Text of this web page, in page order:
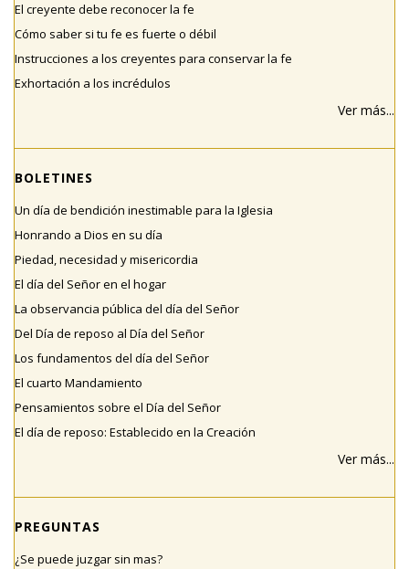
El creyente debe reconocer la fe
Cómo saber si tu fe es fuerte o débil
Instrucciones a los creyentes para conservar la fe
Exhortación a los incrédulos
Ver más...
BOLETINES
Un día de bendición inestimable para la Iglesia
Honrando a Dios en su día
Piedad, necesidad y misericordia
El día del Señor en el hogar
La observancia pública del día del Señor
Del Día de reposo al Día del Señor
Los fundamentos del día del Señor
El cuarto Mandamiento
Pensamientos sobre el Día del Señor
El día de reposo: Establecido en la Creación
Ver más...
PREGUNTAS
¿Se puede juzgar sin mas?